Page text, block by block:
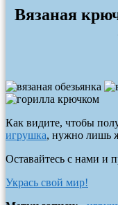
Вязаная
Как видите, чтобы
игрушка, нужно лишь
Оставайтесь с нами и
Укрась свой мир!